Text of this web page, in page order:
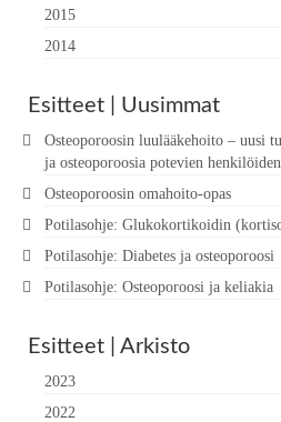
2015
2014
Esitteet | Uusimmat
Osteoporoosin luulääkehoito – uusi
ja osteoporoosia potevien
Osteoporoosin omahoito-opas
Potilasohje: Glukokortikoidin
Potilasohje: Diabetes ja osteoporoosi
Potilasohje: Osteoporoosi ja keliakia
Esitteet | Arkisto
2023
2022